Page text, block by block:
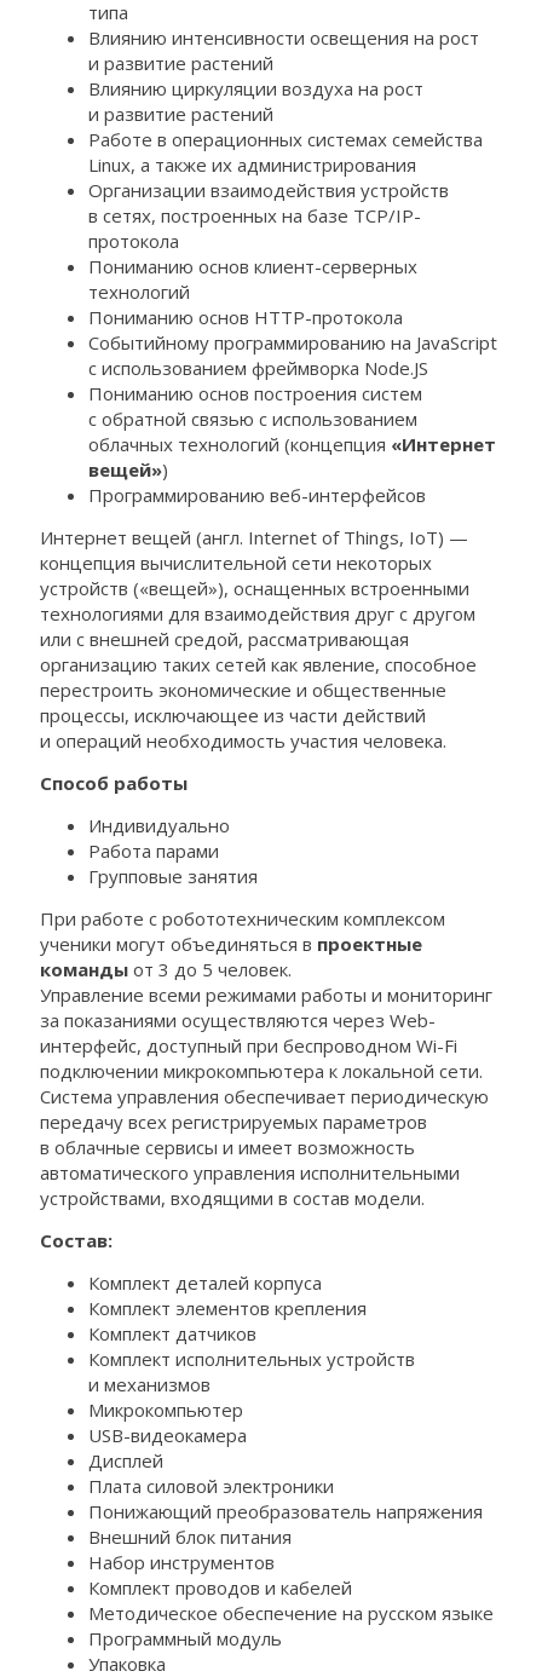
типа
Влиянию интенсивности освещения на рост
и развитие растений
Влиянию циркуляции воздуха на рост
и развитие растений
Работе в операционных системах семейства
Linuх, а также их администрирования
Организации взаимодействия устройств
в сетях, построенных на базе TCP/IP-
протокола
Пониманию основ клиент-серверных
технологий
Пониманию основ HTTP-протокола
Событийному программированию на JavaScript
с использованием фреймворка Node.JS
Пониманию основ построения систем
с обратной связью с использованием
облачных технологий (концепция «Интернет
вещей»)
Программированию веб-интерфейсов
Интернет вещей (англ. Internet of Things, IoT) —
концепция вычислительной сети некоторых
устройств («вещей»), оснащенных встроенными
технологиями для взаимодействия друг с другом
или с внешней средой, рассматривающая
организацию таких сетей как явление, способное
перестроить экономические и общественные
процессы, исключающее из части действий
и операций необходимость участия человека.
Способ работы
Индивидуально
Работа парами
Групповые занятия
При работе с робототехническим комплексом
ученики могут объединяться в проектные
командыот 3 до 5 человек.
Управление всеми режимами работы и мониторинг
за показаниями осуществляются через Web-
интерфейс, доступный при беспроводном Wi-Fi
подключении микрокомпьютера к локальной сети.
Система управления обеспечивает периодическую
передачу всех регистрируемых параметров
в облачные сервисы и имеет возможность
автоматического управления исполнительными
устройствами, входящими в состав модели.
Состав:
Комплект деталей корпуса
Комплект элементов крепления
Комплект датчиков
Комплект исполнительных устройств
и механизмов
Микрокомпьютер
USB-видеокамера
Дисплей
Плата силовой электроники
Понижающий преобразователь напряжения
Внешний блок питания
Набор инструментов
Комплект проводов и кабелей
Методическое обеспечение на русском языке
Программный модуль
Упаковка